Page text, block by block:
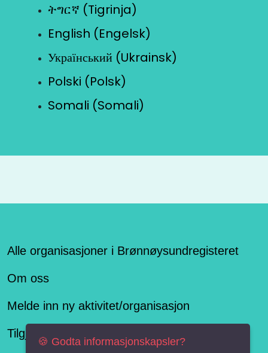
ትግርኛ (Tigrinja)
English (Engelsk)
Український (Ukrainsk)
Polski (Polsk)
Somali (Somali)
Alle organisasjoner i Brønnøysundregisteret
Om oss
Melde inn ny aktivitet/organisasjon
Tilgjengelighetserklæring
🍪 Godta informasjonskapsler?